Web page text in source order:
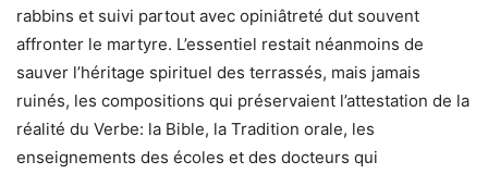
rabbins et suivi partout avec opiniâtreté dut souvent
affronter le martyre. L’essentiel restait néanmoins de
sauver l’héritage spirituel des terrassés, mais jamais
ruinés, les compositions qui préservaient l’attestation de la
réalité du Verbe: la Bible, la Tradition orale, les
enseignements des écoles et des docteurs qui